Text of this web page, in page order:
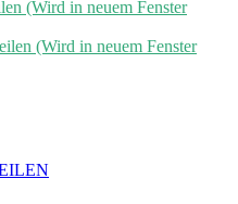
(Wird in neuem Fenster
(Wird in neuem Fenster